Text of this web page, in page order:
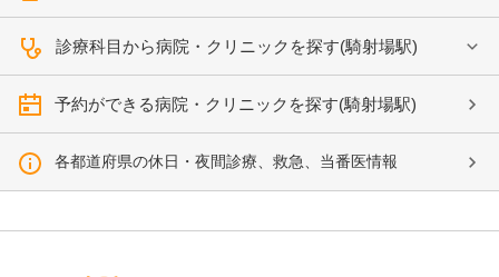
診療科目から病院・クリニックを探す(騎射場駅)
予約ができる病院・クリニックを探す(騎射場駅)
各都道府県の休日・夜間診療、救急、当番医情報